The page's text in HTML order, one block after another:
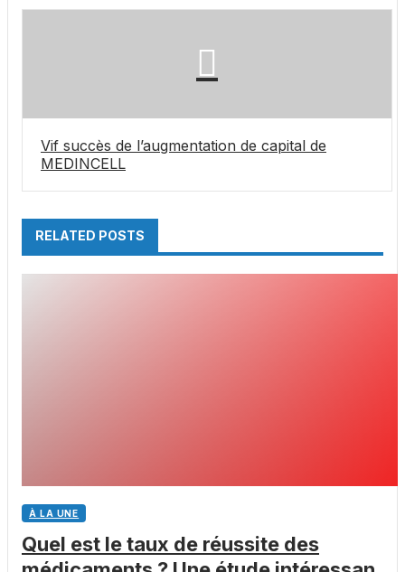
Vif succès de l’augmentation de capital de
MEDINCELL
RELATED POSTS
À LA UNE
Quel est le taux de réussite des